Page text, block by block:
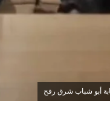
أبو شباب شرق رفح